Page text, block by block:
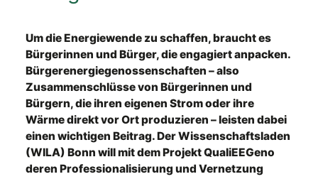
Um die Energiewende zu schaffen, braucht es
Bürgerinnen und Bürger, die engagiert anpacken.
Bürgerenergiegenossenschaften – also
Zusammenschlüsse von Bürgerinnen und
Bürgern, die ihren eigenen Strom oder ihre
Wärme direkt vor Ort produzieren – leisten dabei
einen wichtigen Beitrag. Der Wissenschaftsladen
(WILA) Bonn will mit dem Projekt QualiEEGeno
deren Professionalisierung und Vernetzung